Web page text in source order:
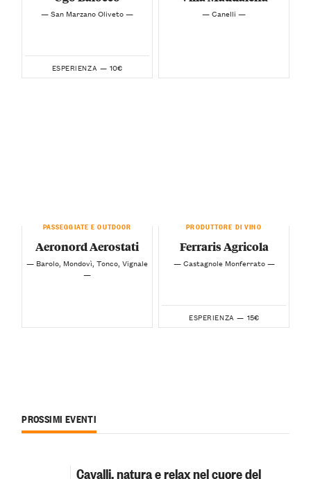
— San Marzano Oliveto —
ESPERIENZA — 10€
— Canelli —
PASSEGGIATE E OUTDOOR
Aeronord Aerostati
— Barolo, Mondovì, Tonco, Vignale
—
PRODUTTORE DI VINO
Ferraris Agricola
— Castagnole Monferrato —
ESPERIENZA — 15€
PROSSIMI EVENTI
Cavalli, natura e relax nel cuore del